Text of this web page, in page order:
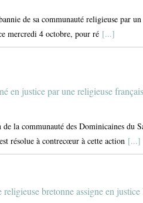
de sa communauté religieuse par
mercredi 4 octobre, pour ré [...]
en justice par une religieuse
de la communauté des Dominicaines
résolue à contrecœur à cette action [...]
religieuse bretonne assigne en